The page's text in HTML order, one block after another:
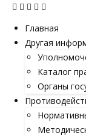
Главная
Другая
Каталог
Органы